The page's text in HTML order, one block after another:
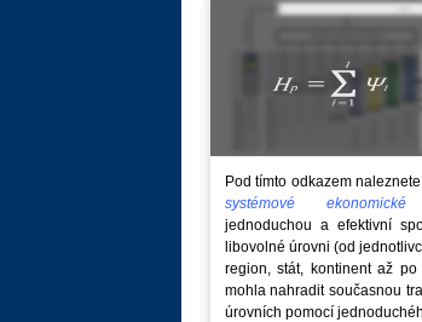
Pod tímto odkazem
systémové
jednoduchou a efektivní
libovolné úrovni (od
region, stát, kontinent až
mohla nahradit současnou
úrovních pomocí